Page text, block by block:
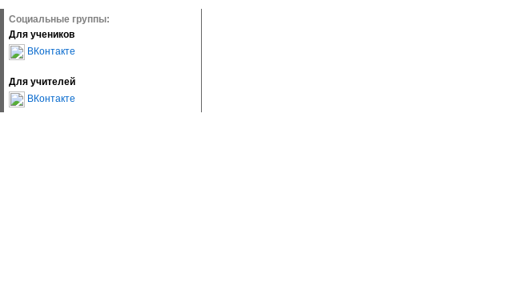
Социальные группы:
Для учеников
ВКонтакте
Для учителей
ВКонтакте